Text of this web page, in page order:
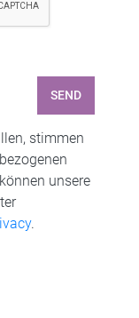
SEND
stimmen
unsere
.